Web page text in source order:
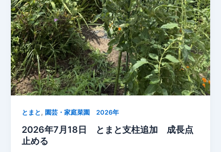
た
大
切
な
管
理
【2026
年
月
18
日】
とまと , 園芸・家庭菜園 2026年
2026年7月18日 とまと支柱追加 成長点
止める